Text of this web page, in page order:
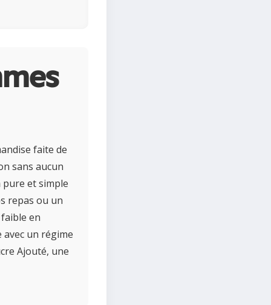
faite de
sans aucun
et simple
repas ou un
en
un régime
Ajouté, une